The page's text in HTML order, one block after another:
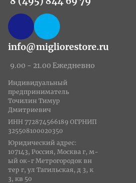
info@migliorestore.ru
9.00 - 21.00 Ежедневно
Индивидуальный
предприниматель
Точилин Тимур
Дмитриевич
ИНН 772874566189 ОГРНИП
325508100020350
Юридический адрес:
107143, Россия, Москва г, м-
ый ок-г Метрогородок вн
тер г, ул Тагильская, д 3, к
3, кв 50